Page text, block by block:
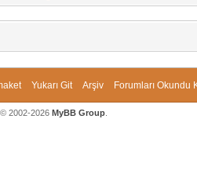
Yukarı Git Arşiv Forumları Okundu
, © 2002-2026 MyBB Group